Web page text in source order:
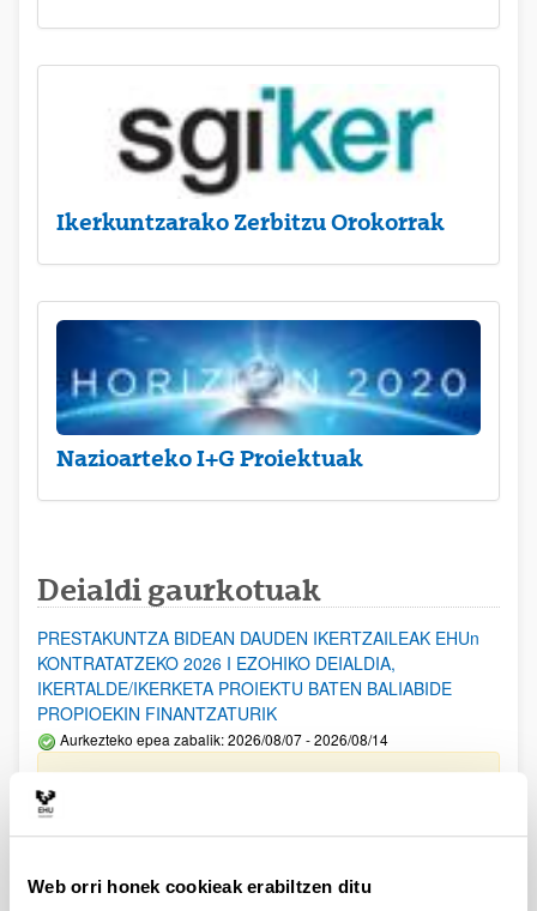
Web orri honek cookieak erabiltzen ditu
Ikerkuntzarako Zerbitzu Orokorrak
Nazioarteko I+G Proiektuak
Deialdi gaurkotuak
PRESTAKUNTZA BIDEAN DAUDEN IKERTZAILEAK EHUn
KONTRATATZEKO 2026 I EZOHIKO DEIALDIA,
IKERTALDE/IKERKETA PROIEKTU BATEN BALIABIDE
PROPIOEKIN FINANTZATURIK
Aurkezteko epea zabalik: 2026/08/07 - 2026/08/14
ESKAERAK AURKEZTEKO EPEA 2026-08-14 ARTE ZABALIK.
UPV/EHUn Azpiegitura Zientifikoa eta Funts Bibliografikoak
Izapide irekia